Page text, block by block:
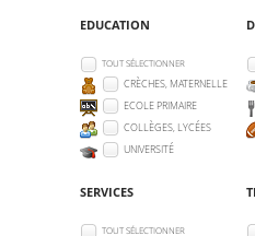
EDUCATION
TOUT SÉLECTIONNER
CRÈCHES, MATERNELLE
ECOLE PRIMAIRE
COLLÈGES, LYCÉES
UNIVERSITÉ
SERVICES
TOUT SÉLECTIONNER